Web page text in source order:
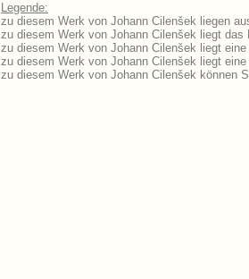
Legende:
zu diesem Werk von Johann Cilenšek liegen
zu diesem Werk von Johann Cilenšek liegt das
zu diesem Werk von Johann Cilenšek liegt
zu diesem Werk von Johann Cilenšek liegt
zu diesem Werk von Johann Cilenšek können